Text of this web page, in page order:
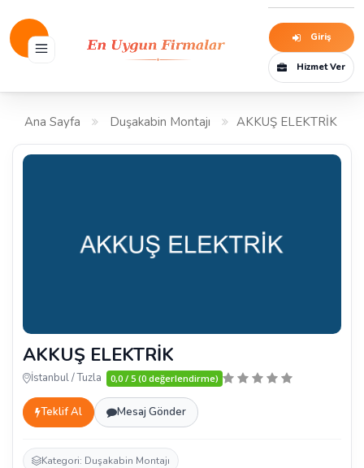
Giriş
Hizmet Ver
Ana Sayfa Duşakabin Montajı AKKUŞ ELEKTRİK
AKKUŞ ELEKTRİK
İstanbul / Tuzla 0,0 / 5 (0 değerlendirme)
Teklif Al Mesaj Gönder
Kategori: Duşakabin Montajı